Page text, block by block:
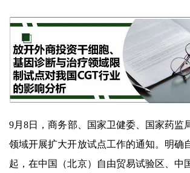
9月8日，商务部、国家卫健委、国家药监
领域开展扩大开放试点工作的通知。明确
起，在中国（北京）自由贸易试验区、中